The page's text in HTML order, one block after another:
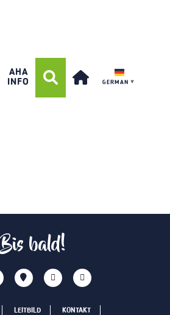
AHA
INFO
GERMAN ▼
Bis bald!
LEITBILD
KONTAKT